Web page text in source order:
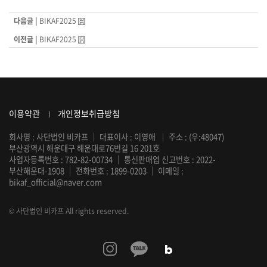
다음글 | BIKAF2025
이전글 | BIKAF2025
이용약관 개인정보취급방침
회사명 : 사단법인 비카프 ｜ 대표이사 : 이영애 ｜ 주소 : (우:48047)
부산광역시 해운대구 해운대로76번길 16 201호
사업자등록번호 : 782-82-00734 ｜ 통신판매업 신고번호 : 2022-
부산해운대-1908 ｜ 전화번호 : 1899-0203 ｜ 이메일 :
bikaf_official@naver.com
© 사단법인 비카프 All rights reserved.